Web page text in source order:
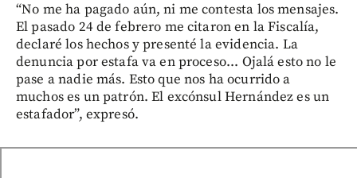
“No me ha pagado aún, ni me contesta los mensajes.
El pasado 24 de febrero me citaron en la Fiscalía,
declaré los hechos y presenté la evidencia. La
denuncia por estafa va en proceso... Ojalá esto no le
pase a nadie más. Esto que nos ha ocurrido a
muchos es un patrón. El excónsul Hernández es un
estafador”, expresó.